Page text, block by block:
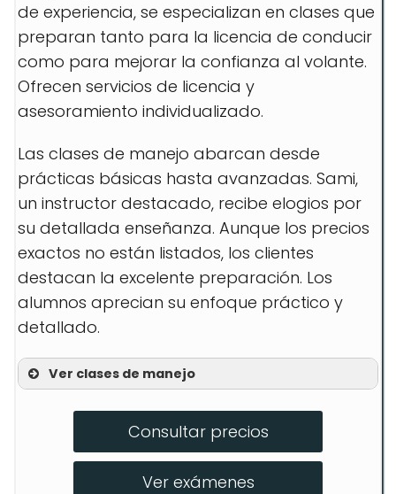
de experiencia, se especializan en clases que
preparan tanto para la licencia de conducir
como para mejorar la confianza al volante.
Ofrecen servicios de licencia y
asesoramiento individualizado.
Las clases de manejo abarcan desde
prácticas básicas hasta avanzadas. Sami,
un instructor destacado, recibe elogios por
su detallada enseñanza. Aunque los precios
exactos no están listados, los clientes
destacan la excelente preparación. Los
alumnos aprecian su enfoque práctico y
detallado.
Ver clases de manejo
Clases de conducción avanzada
Simulaciones de prueba de licencia
Consultar precios
Ver exámenes